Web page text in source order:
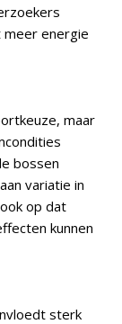
energie
maar
bossen
variatie in
op dat
kunnen
sterk